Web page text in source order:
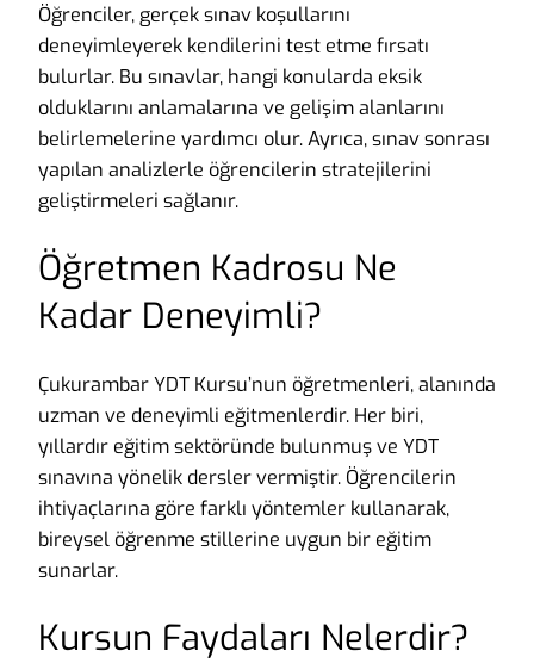
Öğrenciler, gerçek sınav koşullarını
deneyimleyerek kendilerini test etme fırsatı
bulurlar. Bu sınavlar, hangi konularda eksik
olduklarını anlamalarına ve gelişim alanlarını
belirlemelerine yardımcı olur. Ayrıca, sınav sonrası
yapılan analizlerle öğrencilerin stratejilerini
geliştirmeleri sağlanır.
Öğretmen Kadrosu Ne
Kadar Deneyimli?
Çukurambar YDT Kursu’nun öğretmenleri, alanında
uzman ve deneyimli eğitmenlerdir. Her biri,
yıllardır eğitim sektöründe bulunmuş ve YDT
sınavına yönelik dersler vermiştir. Öğrencilerin
ihtiyaçlarına göre farklı yöntemler kullanarak,
bireysel öğrenme stillerine uygun bir eğitim
sunarlar.
Kursun Faydaları Nelerdir?